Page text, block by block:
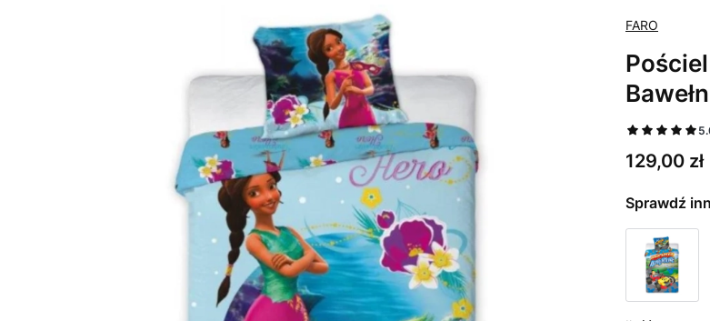
FARO
Cena
129,00 zł
Sprawdź